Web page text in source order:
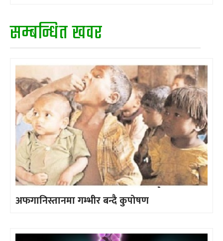
सम्बन्धित खवर
अफगानिस्तानमा गम्भीर बन्दै कुपोषण